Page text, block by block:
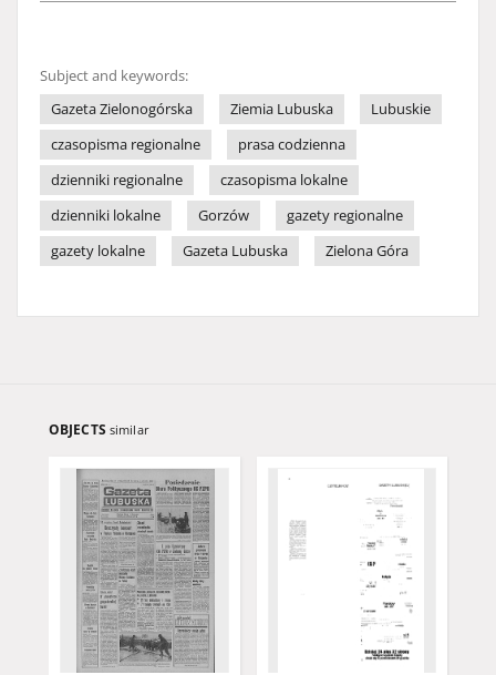
Subject and keywords:
Gazeta Zielonogórska
Ziemia Lubuska
Lubuskie
czasopisma regionalne
prasa codzienna
dzienniki regionalne
czasopisma lokalne
dzienniki lokalne
Gorzów
gazety regionalne
gazety lokalne
Gazeta Lubuska Zielona Góra
OBJECTS similar